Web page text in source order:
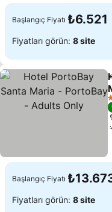
Başlangıç Fiyatı ₺6.521
Fiyatları görün: 8 site
Başlangıç Fiyatı
Fiyatları görün: 8 site